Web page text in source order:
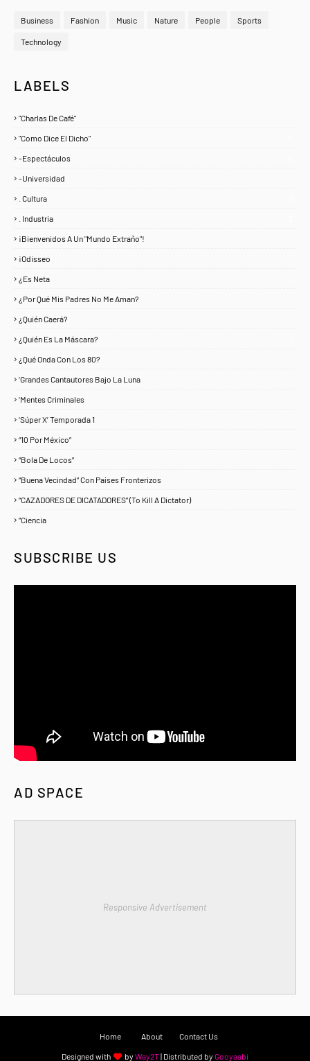
Business Fashion Music Nature People Sports
Technology
LABELS
"Charlas De Café"
"Como Dice El Dicho"
-Espectáculos
-Universidad
. Cultura
. Industria
¡Bienvenidos A Un "Mundo Extraño"!
¡Odisseo
¿Es Neta
¿Por Qué Mis Padres No Me Aman?
¿Quién Caerá?
¿Quién Es La Máscara?
¿Qué Onda Con Los 80?
‘Grandes Cantautores Bajo La Luna
‘Mentes Criminales
‘Súper X’ Temporada 1
“10 Por México”
“Bola De Locos”
“Buena Vecindad” Con Países Fronterizos
“CAZADORES DE DICATADORES” (To Kill A Dictator)
“Ciencia
SUBSCRIBE US
AD SPACE
Responsive Advertisement
Home About Contact Us
Designed with by Way2T| Distributed by Gooyaabi